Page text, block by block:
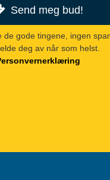
Send meg bud!
de gode tingene, ingen
deg av når som helst.